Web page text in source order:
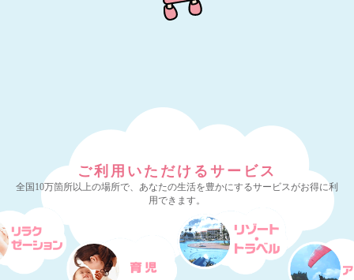
ご利用いただけるサービス
全国10万箇所以上の場所で、あなたの生活を豊かにするサービスがお得に利
用できます。